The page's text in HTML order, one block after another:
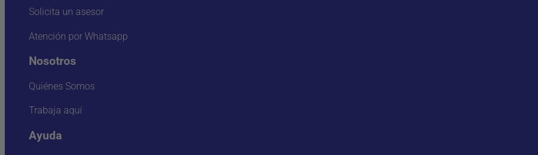
Solicita un asesor
Atención por Whatsapp
Nosotros
Quiénes Somos
Trabaja aquí
Ayuda